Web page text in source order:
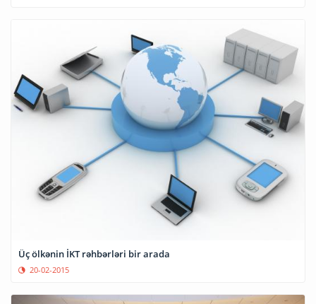
Üç ölkənin İKT rəhbərləri bir arada
20-02-2015